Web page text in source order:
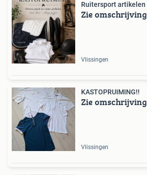
Ruitersport artikelen
Zie omschrijving
Vlissingen
KASTOPRUIMING!!
Zie omschrijving
Vlissingen